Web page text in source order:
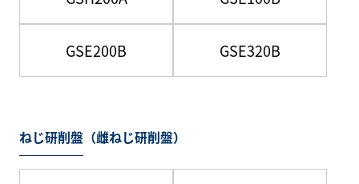
GSE200B GSE320B
ねじ研削盤（雌ねじ研削盤）